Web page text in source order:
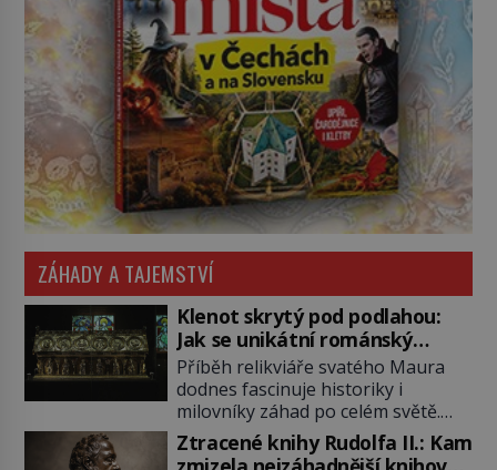
ZÁHADY A TAJEMSTVÍ
Klenot skrytý pod podlahou:
Jak se unikátní románský
poklad dostal do zapadlého
Bečova?
Příběh relikviáře svatého Maura
dodnes fascinuje historiky i
milovníky záhad po celém světě.
Tato románská zlatnická památka
ze 13. století je po českých
Ztracené knihy Rudolfa II.: Kam